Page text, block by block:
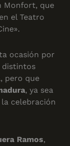
Monfort, que
el Teatro
ocasión por
distintos
pero que
, ya sea
celebración
Ramos,